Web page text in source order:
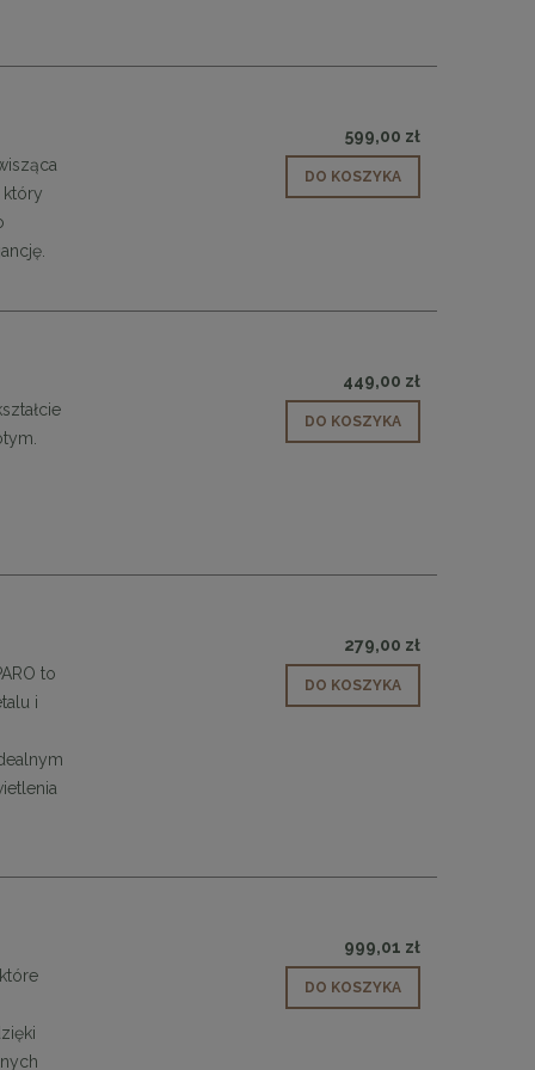
DO KOSZYKA
który
599,00 zł
DO KOSZYKA
449,00 zł
DO KOSZYKA
to
i
279,00 zł
DO KOSZYKA
999,01 zł
DO KOSZYKA